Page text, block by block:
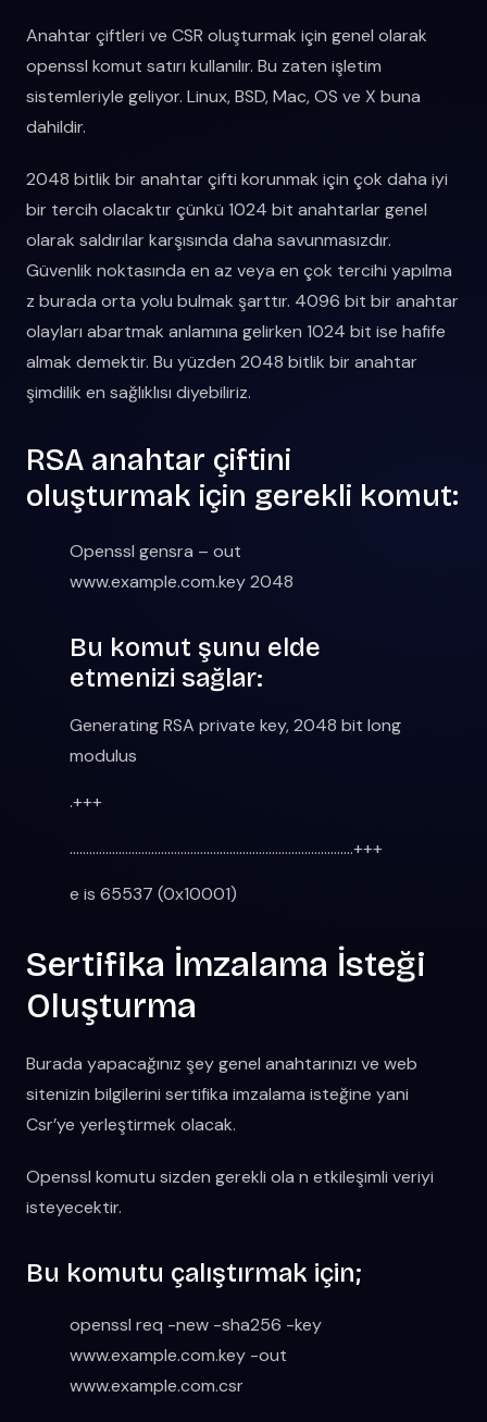
Anahtar çiftleri ve CSR oluşturmak için genel olarak
openssl komut satırı kullanılır. Bu zaten işletim
sistemleriyle geliyor. Linux, BSD, Mac, OS ve X buna
dahildir.
2048 bitlik bir anahtar çifti korunmak için çok daha iyi
bir tercih olacaktır çünkü 1024 bit anahtarlar genel
olarak saldırılar karşısında daha savunmasızdır.
Güvenlik noktasında en az veya en çok tercihi yapılma
z burada orta yolu bulmak şarttır. 4096 bit bir anahtar
olayları abartmak anlamına gelirken 1024 bit ise hafife
almak demektir. Bu yüzden 2048 bitlik bir anahtar
şimdilik en sağlıklısı diyebiliriz.
RSA anahtar çiftini
oluşturmak için gerekli komut:
Openssl gensra – out
www.example.com.key 2048
Bu komut şunu elde
etmenizi sağlar:
Generating RSA private key, 2048 bit long
modulus
.+++
……………………………………………………………………………+++
e is 65537 (0x10001)
Sertifika İmzalama İsteği
Oluşturma
Burada yapacağınız şey genel anahtarınızı ve web
sitenizin bilgilerini sertifika imzalama isteğine yani
Csr’ye yerleştirmek olacak.
Openssl komutu sizden gerekli ola n etkileşimli veriyi
isteyecektir.
Bu komutu çalıştırmak için;
openssl req -new -sha256 -key
www.example.com.key -out
www.example.com.csr